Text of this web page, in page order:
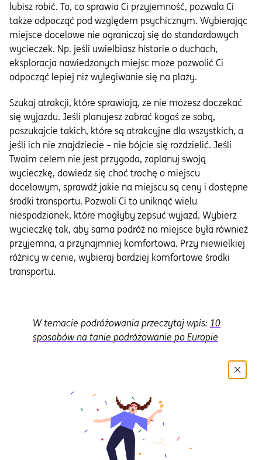
lubisz robić. To, co sprawia Ci przyjemność, pozwala Ci
także odpocząć pod względem psychicznym. Wybierając
miejsce docelowe nie ograniczaj się do standardowych
wycieczek. Np. jeśli uwielbiasz historie o duchach,
eksploracja nawiedzonych miejsc może pozwolić Ci
odpocząć lepiej niż wylegiwanie się na plaży.
Szukaj atrakcji, które sprawiają, że nie możesz doczekać
się wyjazdu. Jeśli planujesz zabrać kogoś ze sobą,
poszukajcie takich, które są atrakcyjne dla wszystkich, a
jeśli ich nie znajdziecie – nie bójcie się rozdzielić. Jeśli
Twoim celem nie jest przygoda, zaplanuj swoją
wycieczkę, dowiedz się choć trochę o miejscu
docelowym, sprawdź jakie na miejscu są ceny i dostępne
środki transportu. Pozwoli Ci to uniknąć wielu
niespodzianek, które mogłyby zepsuć wyjazd. Wybierz
wycieczkę tak, aby sama podróż na miejsce była również
przyjemna, a przynajmniej komfortowa. Przy niewielkiej
różnicy w cenie, wybieraj bardziej komfortowe środki
transportu.
W temacie podróżowania przeczytaj wpis: 10
sposobów na tanie podróżowanie po Europie
Czego unikać, gdy chcesz
dobrze wypocząć?
Najbardziej męczące na wakacjach będzie wszystko to, co
zbliża Cię do przyczyny zmęczenia. Unikaj więc